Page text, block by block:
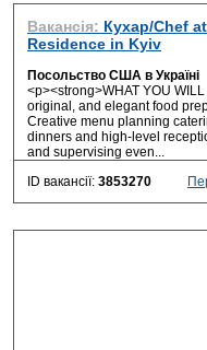
Вакансія: Кухар/Chef
Residence in Kyiv
Посольство США в Україні
<p><strong>WHAT YOU
original, and elegant food
Creative menu planning
dinners and high-level
and supervising even...
ID вакансії: 3853270